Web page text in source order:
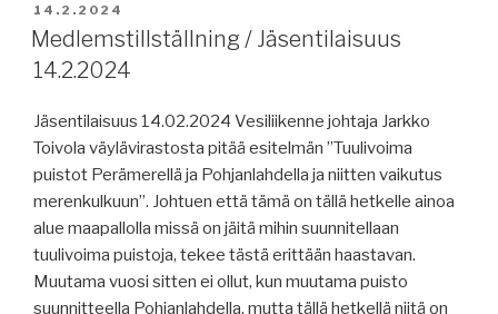
Estonia,
ruotsalaishinaaja
jäänmurtotehtävissä.”
tulojen
liikenteeseen
16.2.2024,
raakaöljyn
hinta,
jäätilanne
tänään,
poliittiset
lakot
JULKAISTU
14.2.2024
Medlemstillställning / Jäsentilaisuus
14.2.2024
Jäsentilaisuus 14.02.2024 Vesiliikenne johtaja Jarkko
Toivola väylävirastosta pitää esitelmän ”Tuulivoima
puistot Perämerellä ja Pohjanlahdella ja niitten vaikutus
merenkulkuun”. Johtuen että tämä on tällä hetkelle ainoa
alue maapallolla missä on jäitä mihin suunnitellaan
tuulivoima puistoja, tekee tästä erittään haastavan.
Muutama vuosi sitten ei ollut, kun muutama puisto
suunnitteella Pohjanlahdella, mutta tällä hetkellä niitä on